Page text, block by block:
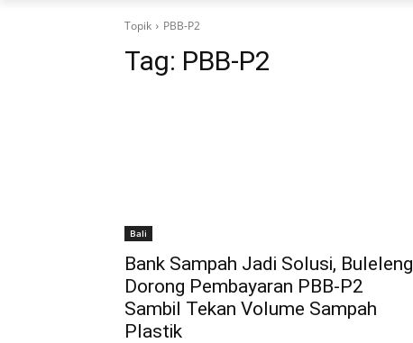
Topik PBB-P2
Tag: PBB-P2
Bali
Bank Sampah Jadi Solusi, Buleleng
Dorong Pembayaran PBB-P2
Sambil Tekan Volume Sampah
Plastik